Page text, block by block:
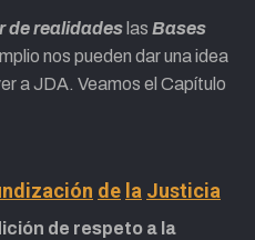
de realidades las Bases
nos pueden dar una idea
a JDA. Veamos el Capítulo
de la Justicia
de respeto a la